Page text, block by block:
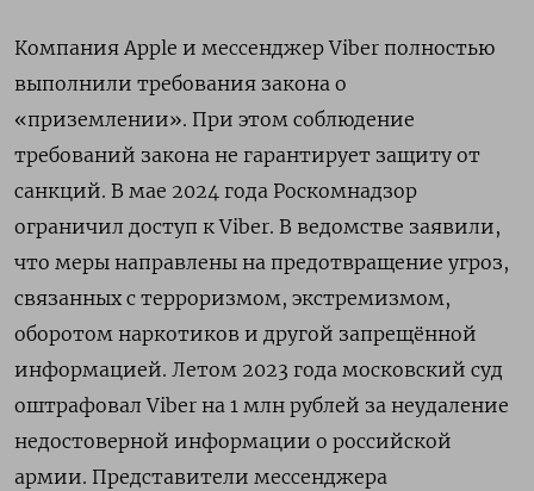
Компания Apple и мессенджер Viber полностью
выполнили требования закона о
«приземлении». При этом соблюдение
требований закона не гарантирует защиту от
санкций. В мае 2024 года Роскомнадзор
ограничил доступ к Viber. В ведомстве заявили,
что меры направлены на предотвращение угроз,
связанных с терроризмом, экстремизмом,
оборотом наркотиков и другой запрещённой
информацией. Летом 2023 года московский суд
оштрафовал Viber на 1 млн рублей за неудаление
недостоверной информации о российской
армии. Представители мессенджера